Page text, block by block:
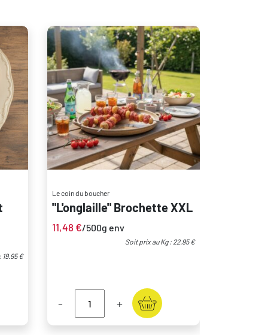
19.95 €
Le coin du boucher
"L'onglaille" Brochette XXL
11,48 €/500g env
Soit prix au Kg : 22.95 €
- +